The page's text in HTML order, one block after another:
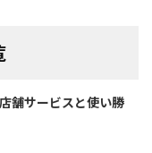
舗サービスと使い勝